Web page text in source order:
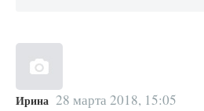
Ирина 28 марта 2018, 15:05